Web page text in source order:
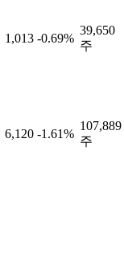
1,013 -0.69%
39,650
주
6,120 -1.61%
107,889
주